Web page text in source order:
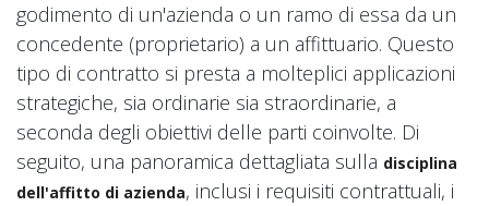
godimento di un'azienda o un ramo di essa da un
concedente (proprietario) a un affittuario. Questo
tipo di contratto si presta a molteplici applicazioni
strategiche, sia ordinarie sia straordinarie, a
seconda degli obiettivi delle parti coinvolte. Di
seguito, una panoramica dettagliata sulla disciplina
dell'affitto di azienda, inclusi i requisiti contrattuali, i